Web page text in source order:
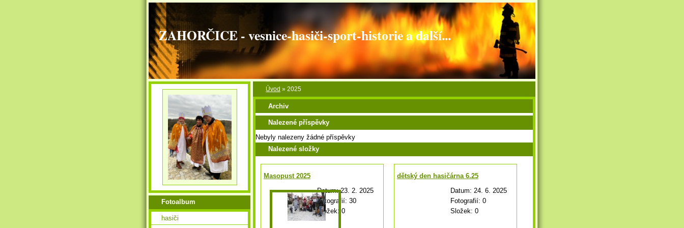
ZAHORČICE - vesnice-hasiči-sport-historie a další...
Úvod » 2025
Archiv
Nalezené příspěvky
Nebyly nalezeny žádné příspěvky
Nalezené složky
Masopust 2025
Datum:23. 2. 2025
Fotografií: 30
Složek: 0
dětský den hasičárna 6.25
Datum: 24. 6. 2025
Fotografií: 0
Složek: 0
Fotoalbum
hasiči